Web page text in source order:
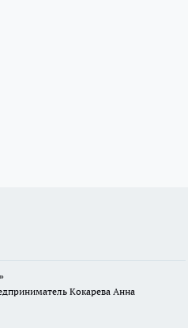
Кокарева Анна